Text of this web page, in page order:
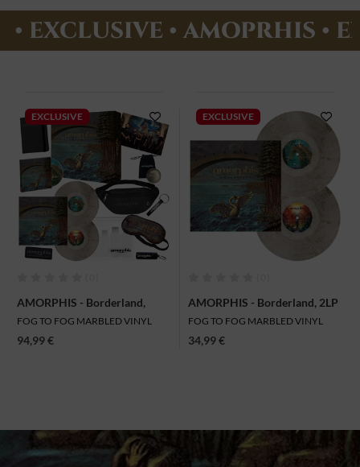
•
EXCLUSIVE
AMORPHIS - Borderland,
Vinyl-Boxset
FOG TO FOG MARBLED VINYL
94,99 €
EXCLUSIVE
AMORPHIS - Borderland, 2LP
FOG TO FOG MARBLED VINYL
34,99 €